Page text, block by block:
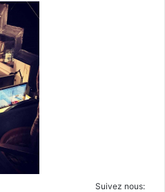
Suivez nous: